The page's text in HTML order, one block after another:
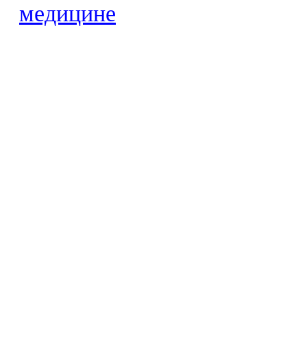
медицине